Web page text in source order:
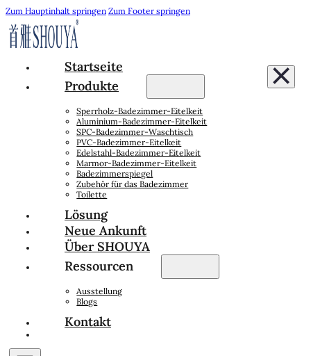
Zum Hauptinhalt springen Zum Footer springen
Startseite
Produkte
Sperrholz-Badezimmer-Eitelkeit
Aluminium-Badezimmer-Eitelkeit
SPC-Badezimmer-Waschtisch
PVC-Badezimmer-Eitelkeit
Edelstahl-Badezimmer-Eitelkeit
Marmor-Badezimmer-Eitelkeit
Badezimmerspiegel
Zubehör für das Badezimmer
Toilette
Lösung
Neue Ankunft
Über SHOUYA
Ressourcen
Ausstellung
Blogs
Kontakt